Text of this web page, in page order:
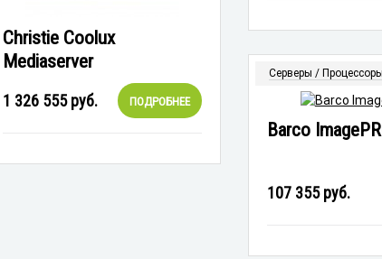
Christie Coolux
Mediaserver
1 326 555руб. ПОДРОБНЕЕ
Серверы /
Barco
107 355руб.